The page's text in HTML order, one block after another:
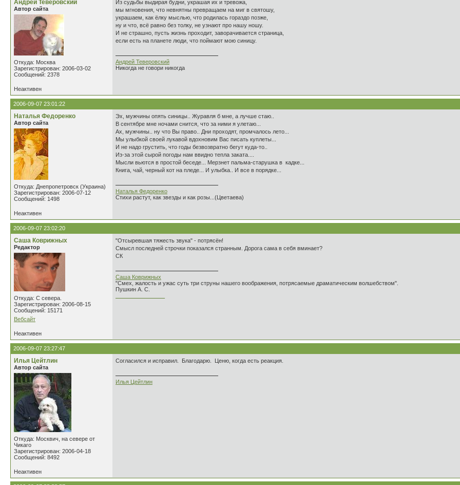
Андрей Теверовский
Автор сайта
Откуда: Москва
Зарегистрирован: 2006-03-02
Сообщений: 2378
Из судьбы выдирая будни, украшая их и тревожа,
мы мгновения, что невнятны превращаем на миг в святошу,
украшаем, как ёлку мыслью, что родилась гораздо позже,
ну и что, всё равно без толку, не узнают про нашу ношу.
И не страшно, пусть жизнь проходит, заворачивается страница,
если есть на планете люди, что поймают мою синицу.
Андрей Теверовский
Никогда не говори никогда
Неактивен
2006-09-07 23:01:22
Наталья Федоренко
Автор сайта
Откуда: Днепропетровск (Украина)
Зарегистрирован: 2006-07-12
Сообщений: 1498
Эх, мужчины опять синицы.. Журавля б мне, а лучше стаю..
В сентябре мне ночами снится, что за ними я улетаю...
Ах, мужчины.. ну что Вы право.. Дни проходят, промчалось лето...
Мы улыбкой своей лукавой вдохновим Вас писать куплеты...
И не надо грустить, что годы безвозвратно бегут куда-то..
Из-за этой сырой погоды нам ввидно тепла заката....
Мысли вьются в простой беседе... Мерзнет пальма-старушка в кадке...
Книга, чай, черный кот на пледе... И улыбка.. И все в порядке...
Наталья Федоренко
Стихи растут, как звезды и как розы...(Цветаева)
Неактивен
2006-09-07 23:02:20
Саша Коврижных
Редактор
Откуда: С севера.
Зарегистрирован: 2006-08-15
Сообщений: 15171
Вебсайт
"Отсыревшая тяжесть звука" - потрясён!
Смысл последней строчки показался странным. Дорога сама в себя вминает?
СК
Саша Коврижных
"Смех, жалость и ужас суть три струны нашего воображения, потрясаемые драматическим волшебством".
Пушкин А. С.
Неактивен
2006-09-07 23:27:47
Илья Цейтлин
Автор сайта
Откуда: Москвич, на севере от
Чикаго
Зарегистрирован: 2006-04-18
Сообщений: 8492
Согласился и исправил. Благодарю. Ценю, когда есть реакция.
Илья Цейтлин
Неактивен